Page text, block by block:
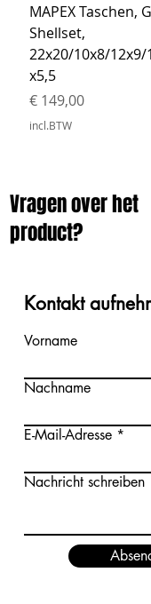
MAPEX Taschen,
Shellset,
22x20/10x8/
x5,5
Prijs
€ 149,00
incl.BTW
Vragen over het
product?
Kontakt
Vorname
Nachname
E-Mail-Adresse
Nachricht schreiben